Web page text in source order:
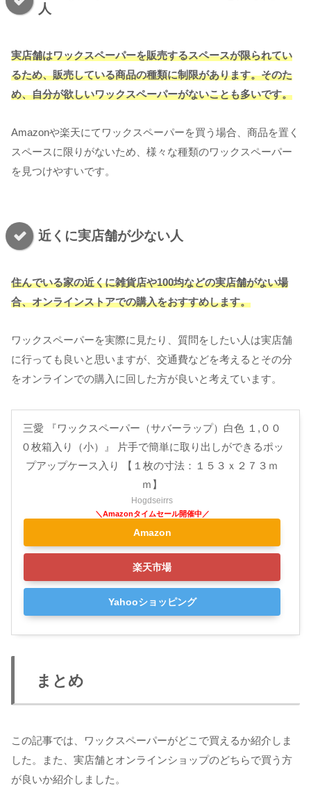
人
実店舗はワックスペーパーを販売するスペースが限られてい
るため、販売している商品の種類に制限があります。そのた
め、自分が欲しいワックスペーパーがないことも多いです。
Amazonや楽天にてワックスペーパーを買う場合、商品を置く
スペースに限りがないため、様々な種類のワックスペーパー
を見つけやすいです。
近くに実店舗が少ない人
住んでいる家の近くに雑貨店や100均などの実店舗がない場
合、オンラインストアでの購入をおすすめします。
ワックスペーパーを実際に見たり、質問をしたい人は実店舗
に行っても良いと思いますが、交通費などを考えるとその分
をオンラインでの購入に回した方が良いと考えています。
三愛 『ワックスペーパー（サバーラップ）白色 １,００
０枚箱入り（小）』 片手で簡単に取り出しができるポッ
プアップケース入り 【１枚の寸法：１５３ｘ２７３ｍ
ｍ】
Hogdseirrs
Amazon
楽天市場
Yahooショッピング
まとめ
この記事では、ワックスペーパーがどこで買えるか紹介しま
した。また、実店舗とオンラインショップのどちらで買う方
が良いか紹介しました。